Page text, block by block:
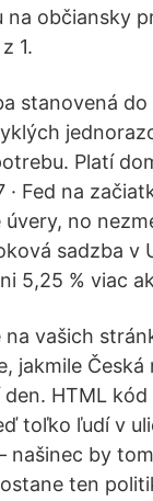
občiansky
1.
stanovená
Platí
Fed na
no
sadzba v
5,25 % viac
vašich
jakmile
HTML
toľko ľudí v
našinec by
ten